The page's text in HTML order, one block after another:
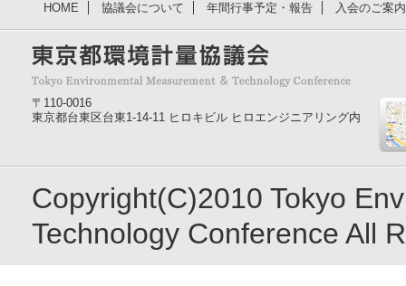
HOME 協議会について 年間行事予定・報告 入会のご案
〒110-0016
東京都台東区台東1-14-11 ヒロキビル ヒロエンジニアリング内
Copyright(C)2010 Tokyo
Technology Conference All